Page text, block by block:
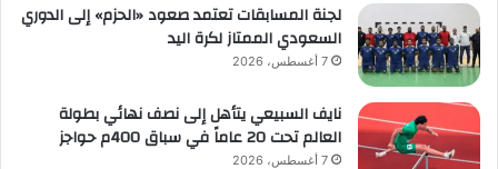
لجنة المسابقات تعتمد صعود «الحزم» إلى الدوري
السعودي الممتاز لكرة اليد
7 أغسطس، 2026
نايف السبيعي يتأهل إلى نصف نهائي بطولة
العالم تحت 20 عاماً في سباق 400م حواجز
7 أغسطس، 2026